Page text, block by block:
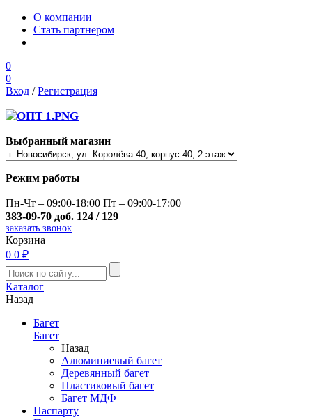
О компании
Стать партнером
0
0
Вход /Регистрация
Выбранный магазин
Режим работы
Пн-Чт – 09:00-18:00 Пт – 09:00-17:00
383-09-70 доб. 124 / 129
заказать звонок
Корзина
0 0 ₽
Каталог
Назад
Багет
Багет
Назад
Алюминиевый багет
Деревянный багет
Пластиковый багет
Багет МДФ
Паспарту